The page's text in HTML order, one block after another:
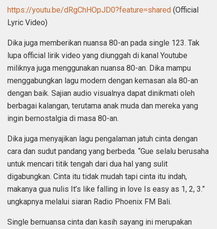
https://youtu.be/dRgChHOpJD0?feature=shared (Official
Lyric Video)
Dika juga memberikan nuansa 80-an pada single 123. Tak
lupa official lirik video yang diunggah di kanal Youtube
miliknya juga menggunakan nuansa 80-an. Dika mampu
menggabungkan lagu modern dengan kemasan ala 80-an
dengan baik. Sajian audio visualnya dapat dinikmati oleh
berbagai kalangan, terutama anak muda dan mereka yang
ingin bernostalgia di masa 80-an.
Dika juga menyajikan lagu pengalaman jatuh cinta dengan
cara dan sudut pandang yang berbeda. “Gue selalu berusaha
untuk mencari titik tengah dari dua hal yang sulit
digabungkan. Cinta itu tidak mudah tapi cinta itu indah,
makanya gua nulis It’s like falling in love Is easy as 1, 2, 3.”
ungkapnya melalui siaran Radio Phoenix FM Bali.
Single bernuansa cinta dan kasih sayang ini merupakan